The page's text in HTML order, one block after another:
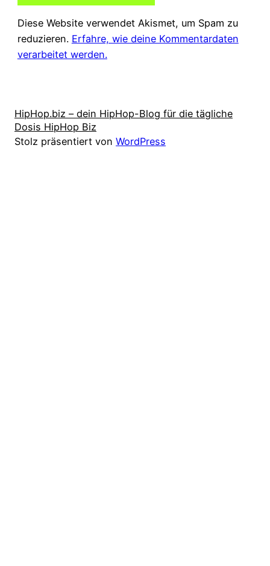
Diese Website verwendet Akismet, um Spam zu
reduzieren. Erfahre, wie deine Kommentardaten
verarbeitet werden.
HipHop.biz – dein HipHop-Blog für die tägliche
Dosis HipHop Biz
Stolz präsentiert von WordPress